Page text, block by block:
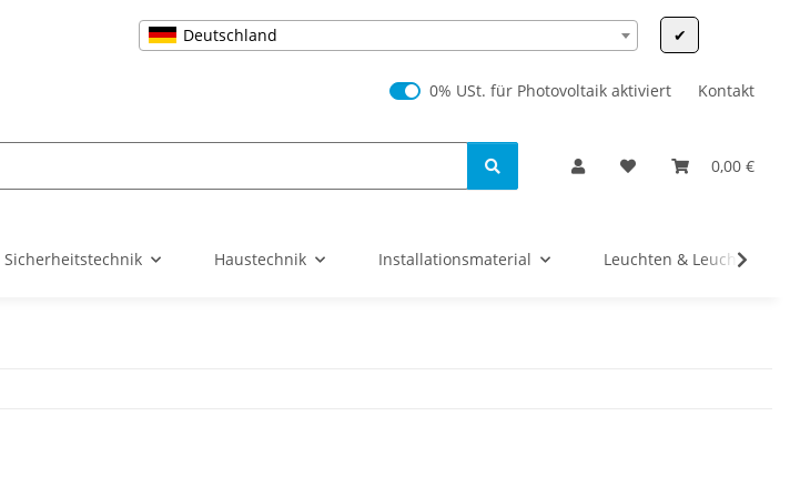
Deutschland ✔
0% USt. für Photovoltaik (§ 12 Abs. 3 UStG)
0% USt. für Photovoltaik aktiviert Kontakt
0,00 €
Sicherheitstechnik Haustechnik Installationsmaterial Leuchten & Leuchtmittel